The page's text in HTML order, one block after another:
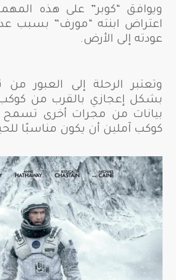
ويوافق “كوبر” على هذه
اعتراض ابنته “مورف” بسبب
عودته إلى الأرض.
وتعتبر الرحلة إلى العبور
بشكل إعجازي بالقرب من
بيانات من مجرات أخرى تسمح
كوكب آملين أن يكون مناسبًا